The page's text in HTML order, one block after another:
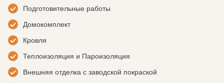
Подготовительные работы
Домокомплект
Кровля
Теплоизоляция и Пароизоляция
Внешняя отделка с заводской покраской